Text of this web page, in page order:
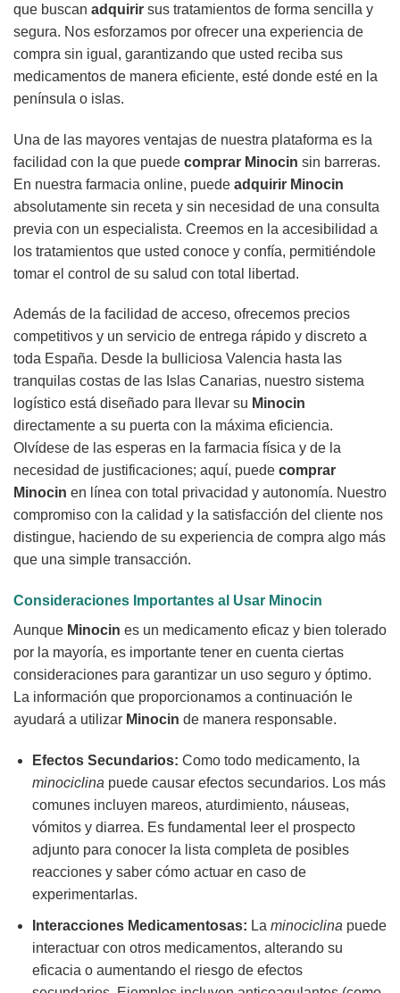
que buscan adquirir sus tratamientos de forma sencilla y
segura. Nos esforzamos por ofrecer una experiencia de
compra sin igual, garantizando que usted reciba sus
medicamentos de manera eficiente, esté donde esté en la
península o islas.
Una de las mayores ventajas de nuestra plataforma es la
facilidad con la que puede comprar Minocin sin barreras.
En nuestra farmacia online, puede adquirir Minocin
absolutamente sin receta y sin necesidad de una consulta
previa con un especialista. Creemos en la accesibilidad a
los tratamientos que usted conoce y confía, permitiéndole
tomar el control de su salud con total libertad.
Además de la facilidad de acceso, ofrecemos precios
competitivos y un servicio de entrega rápido y discreto a
toda España. Desde la bulliciosa Valencia hasta las
tranquilas costas de las Islas Canarias, nuestro sistema
logístico está diseñado para llevar su Minocin
directamente a su puerta con la máxima eficiencia.
Olvídese de las esperas en la farmacia física y de la
necesidad de justificaciones; aquí, puede comprar
Minocin en línea con total privacidad y autonomía. Nuestro
compromiso con la calidad y la satisfacción del cliente nos
distingue, haciendo de su experiencia de compra algo más
que una simple transacción.
Consideraciones Importantes al Usar Minocin
Aunque Minocin es un medicamento eficaz y bien tolerado
por la mayoría, es importante tener en cuenta ciertas
consideraciones para garantizar un uso seguro y óptimo.
La información que proporcionamos a continuación le
ayudará a utilizar Minocin de manera responsable.
Efectos Secundarios: Como todo medicamento, la
minociclina puede causar efectos secundarios. Los más
comunes incluyen mareos, aturdimiento, náuseas,
vómitos y diarrea. Es fundamental leer el prospecto
adjunto para conocer la lista completa de posibles
reacciones y saber cómo actuar en caso de
experimentarlas.
Interacciones Medicamentosas: La minociclina puede
interactuar con otros medicamentos, alterando su
eficacia o aumentando el riesgo de efectos